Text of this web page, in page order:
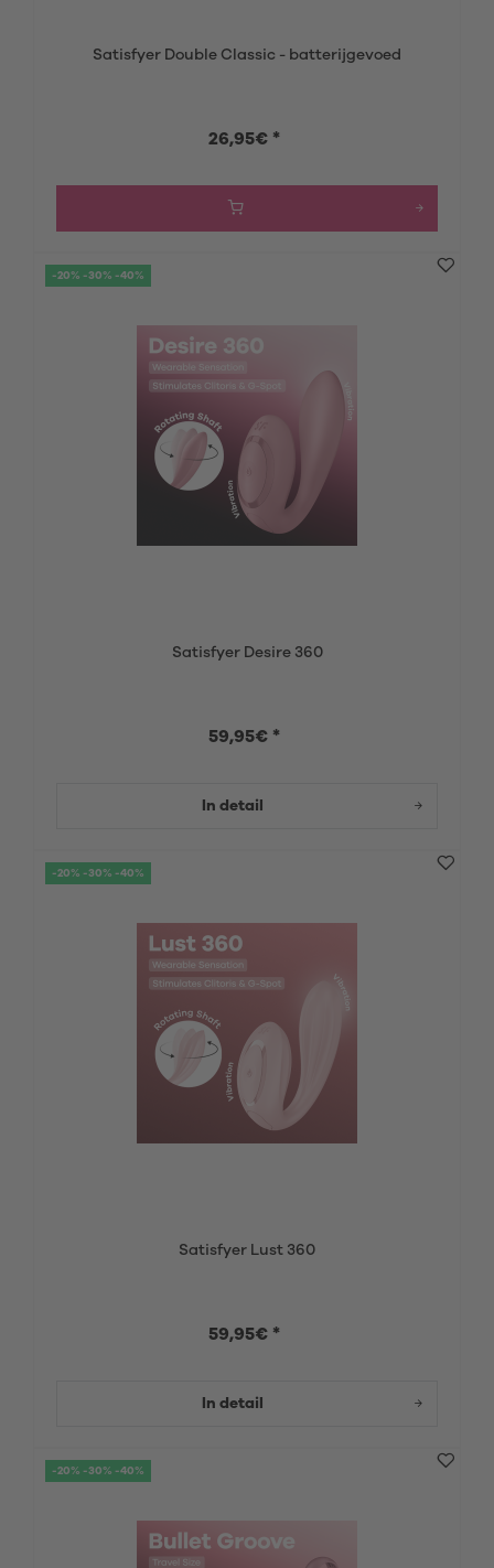
Satisfyer Double Classic - batterijgevoed
26,95€ *
-20% -30% -40%
Satisfyer Desire 360
59,95€ *
In detail
-20% -30% -40%
Satisfyer Lust 360
59,95€ *
In detail
-20% -30% -40%